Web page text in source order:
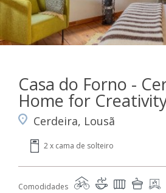
Casa do Forno -
Home for
Cerdeira, Lousã
2 x cama de solteiro
Comodidades